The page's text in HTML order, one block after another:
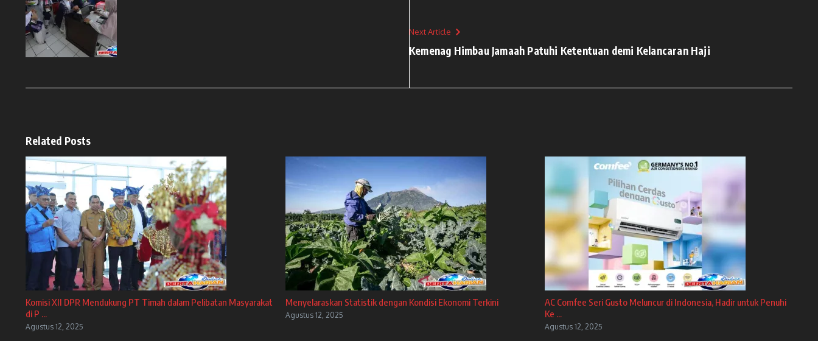
Next Article
Kemenag Himbau Jamaah Patuhi Ketentuan demi Kelancaran Haji
Related Posts
Komisi XII DPR Mendukung PT Timah dalam Pelibatan Masyarakat
di P ...
Agustus 12, 2025
Menyelaraskan Statistik dengan Kondisi Ekonomi Terkini
Agustus 12, 2025
AC Comfee Seri Gusto Meluncur di Indonesia, Hadir untuk Penuhi
Ke ...
Agustus 12, 2025